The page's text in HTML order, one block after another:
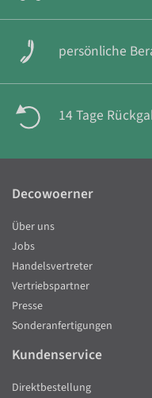
persönliche
14 Tage
Decowoerner
Über uns
Jobs
Handelsvertreter
Vertriebspartner
Presse
Sonderanfertigungen
Kundenservice
Direktbestellung